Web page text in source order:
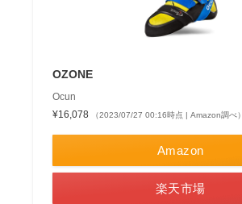
OZONE
Ocun
¥16,078
（2023/07/27 00:16時点 | Amazon調べ）
Amazon
楽天市場